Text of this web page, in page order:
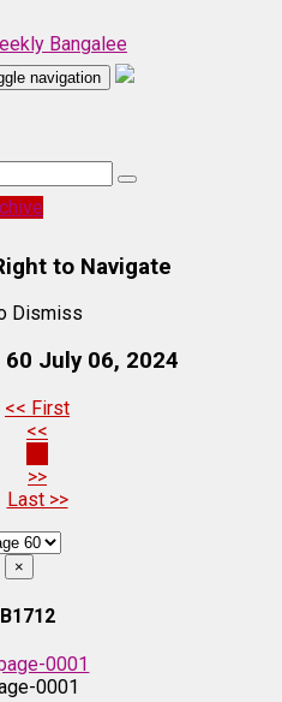
navigation
to Navigate
Dismiss
60 July 06, 2024
<< First
<<
>>
Last >>
×
0001